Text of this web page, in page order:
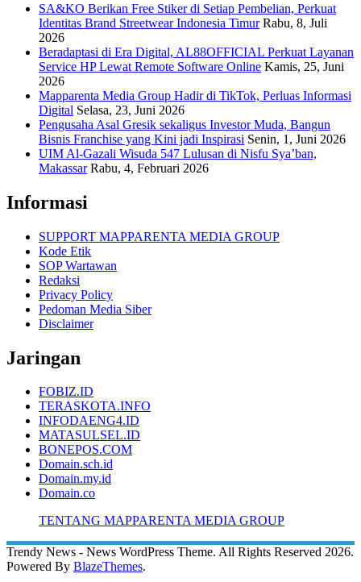
SA&KO Berikan Free Stiker di Setiap Pembelian, Perkuat
Identitas Brand Streetwear Indonesia Timur Rabu, 8, Juli
2026
Beradaptasi di Era Digital, AL88OFFICIAL Perkuat Layanan
Service HP Lewat Remote Software Online Kamis, 25, Juni
2026
Mapparenta Media Group Hadir di TikTok, Perluas Informasi
Digital Selasa, 23, Juni 2026
Pengusaha Asal Gresik sekaligus Investor Muda, Bangun
Bisnis Franchise yang Kini jadi Inspirasi Senin, 1, Juni 2026
UIM Al-Gazali Wisuda 547 Lulusan di Nisfu Sya’ban,
Makassar Rabu, 4, Februari 2026
Informasi
SUPPORT MAPPARENTA MEDIA GROUP
Kode Etik
SOP Wartawan
Redaksi
Privacy Policy
Pedoman Media Siber
Disclaimer
Jaringan
FOBIZ.ID
TERASKOTA.INFO
INFODAENG4.ID
MATASULSEL.ID
BONEPOS.COM
Domain.sch.id
Domain.my.id
Domain.co
TENTANG MAPPARENTA MEDIA GROUP
Trendy News - News WordPress Theme. All Rights Reserved 2026.
Powered By BlazeThemes.